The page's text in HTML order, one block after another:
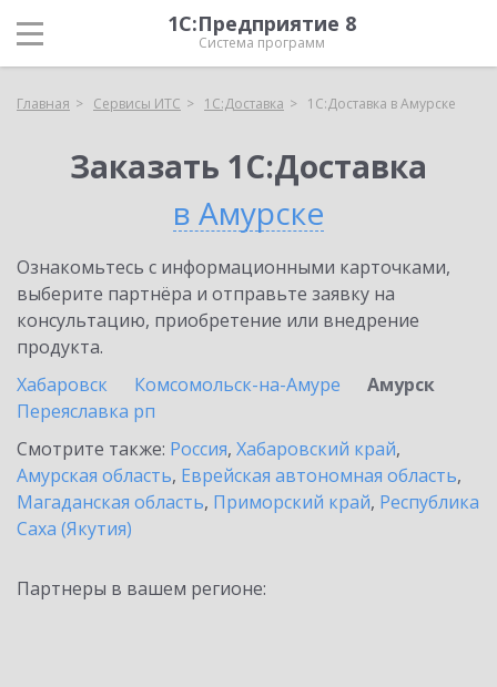
1С:Предприятие 8
Система программ
Главная Сервисы ИТС 1С:Доставка 1С:Доставка в Амурске
Заказать 1С:Доставка
в Амурске
Ознакомьтесь с информационными карточками,
выберите партнёра и отправьте заявку на
консультацию, приобретение или внедрение
продукта.
Хабаровск
Комсомольск-на-Амуре
Амурск
Переяславка рп
Смотрите также: Россия, Хабаровский край,
Амурская область, Еврейская автономная область,
Магаданская область, Приморский край, Республика
Саха (Якутия)
Партнеры в вашем регионе: